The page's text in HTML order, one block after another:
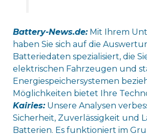
Battery-News.de:Mit Ihrem
haben Sie sich auf die
Batteriedaten spezialisiert, die
elektrischen Fahrzeugen und
Energiespeichersystemen
Möglichkeiten bietet Ihre
Kairies:Unsere Analysen
Sicherheit, Zuverlässigkeit und
Batterien. Es funktioniert im